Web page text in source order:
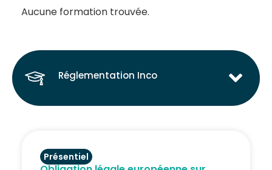
Aucune formation trouvée.
Réglementation Inco
Présentiel